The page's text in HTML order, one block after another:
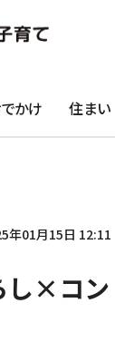
かけ 住まい
年01月15日 12:11
し×コン